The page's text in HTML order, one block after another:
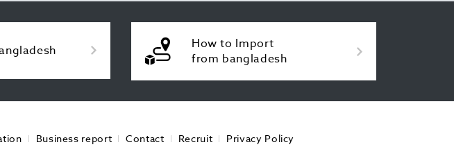
How to Import
from bangladesh
Business report Contact Recruit Privacy Policy